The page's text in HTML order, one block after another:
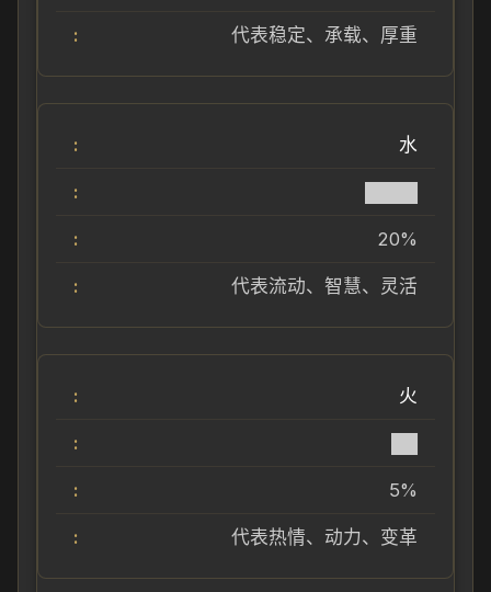
代表稳定、承载、厚重
水
20%
代表流动、智慧、灵活
火
5%
代表热情、动力、变革